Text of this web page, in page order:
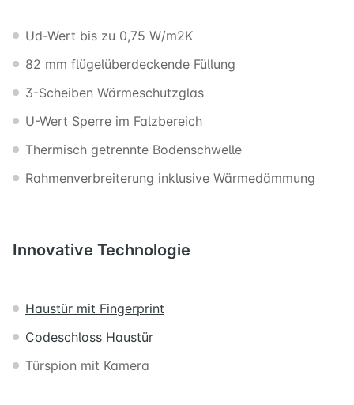
Ud-Wert bis zu 0,75 W/m2K
82 mm flügelüberdeckende Füllung
3-Scheiben Wärmeschutzglas
U-Wert Sperre im Falzbereich
Thermisch getrennte Bodenschwelle
Rahmenverbreiterung inklusive Wärmedämmung
Innovative Technologie
Haustür mit Fingerprint
Codeschloss Haustür
Türspion mit Kamera